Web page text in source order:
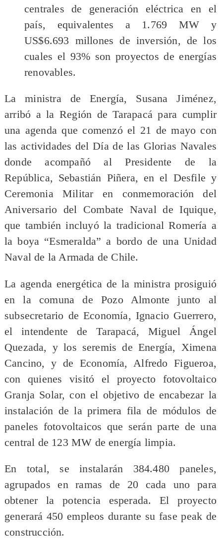
centrales de generación eléctrica en el
país, equivalentes a 1.769 MW y
US$6.693 millones de inversión, de los
cuales el 93% son proyectos de energías
renovables.
La ministra de Energía, Susana Jiménez,
arribó a la Región de Tarapacá para cumplir
una agenda que comenzó el 21 de mayo con
las actividades del Día de las Glorias Navales
donde acompañó al Presidente de la
República, Sebastián Piñera, en el Desfile y
Ceremonia Militar en conmemoración del
Aniversario del Combate Naval de Iquique,
que también incluyó la tradicional Romería a
la boya “Esmeralda” a bordo de una Unidad
Naval de la Armada de Chile.
La agenda energética de la ministra prosiguió
en la comuna de Pozo Almonte junto al
subsecretario de Economía, Ignacio Guerrero,
el intendente de Tarapacá, Miguel Ángel
Quezada, y los seremis de Energía, Ximena
Cancino, y de Economía, Alfredo Figueroa,
con quienes visitó el proyecto fotovoltaico
Granja Solar, con el objetivo de encabezar la
instalación de la primera fila de módulos de
paneles fotovoltaicos que serán parte de una
central de 123 MW de energía limpia.
En total, se instalarán 384.480 paneles,
agrupados en ramas de 20 cada uno para
obtener la potencia esperada. El proyecto
generará 450 empleos durante su fase peak de
construcción.